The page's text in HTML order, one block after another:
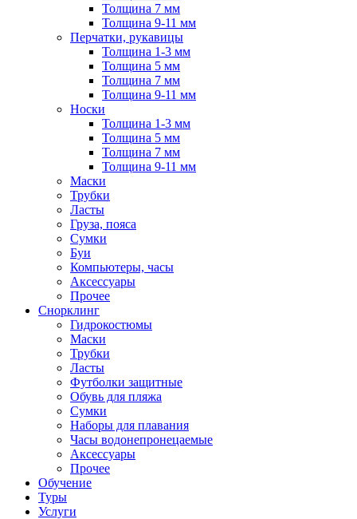
Толщина 7 мм
Толщина 9-11 мм
Перчатки, рукавицы
Толщина 1-3 мм
Толщина 5 мм
Толщина 7 мм
Толщина 9-11 мм
Носки
Толщина 1-3 мм
Толщина 5 мм
Толщина 7 мм
Толщина 9-11 мм
Маски
Трубки
Ласты
Груза, пояса
Сумки
Буи
Компьютеры, часы
Аксессуары
Прочее
Снорклинг
Гидрокостюмы
Маски
Трубки
Ласты
Футболки защитные
Обувь для пляжа
Сумки
Наборы для плавания
Часы водонепронецаемые
Аксессуары
Прочее
Обучение
Туры
Услуги